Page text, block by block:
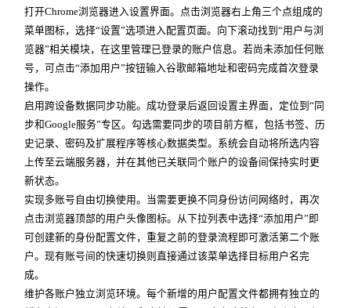
打开Chrome浏览器进入设置界面。点击浏览器右上角三个点组成的
菜单图标，选择“设置”选项进入配置页面。向下滚动找到“用户与浏
览器”相关模块，在这里管理已登录的账户信息。若尚未添加任何账
号，可点击“添加用户”按钮输入谷歌邮箱地址和密码完成首次登录
操作。
启用跨设备数据同步功能。成功登录后返回设置主界面，定位到“同
步和Google服务”专区。勾选需要同步的项目前方框，包括书签、历
史记录、密码及扩展程序等核心数据类型。系统会自动将所选内容
上传至云端服务器，并在其他已关联同个账户的设备间保持实时更
新状态。
实现多账号自由切换使用。当需要更换不同身份访问网络时，再次
点击浏览器顶部的用户头像图标。从下拉列表中选择“添加用户”即
可创建新的身份配置文件，重复之前的登录流程即可激活第二个账
户。现有账号间的快速切换则直接通过该菜单选择目标用户名完
成。
维护各账户独立浏览环境。每个新增的用户配置文件都拥有独立的